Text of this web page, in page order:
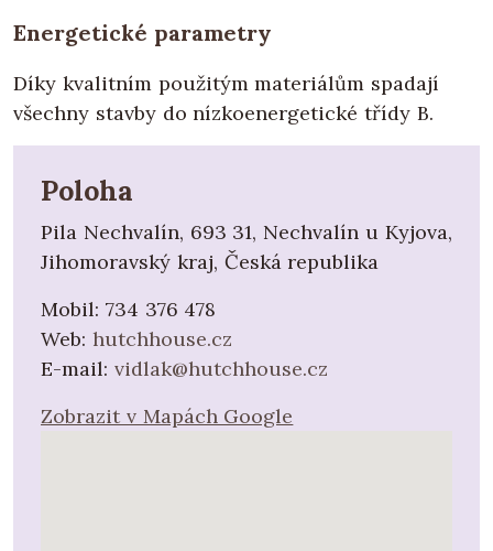
Energetické parametry
Díky kvalitním použitým materiálům spadají
všechny stavby do nízkoenergetické třídy B.
Poloha
Pila Nechvalín, 693 31, Nechvalín u Kyjova,
Jihomoravský kraj, Česká republika
Mobil: 734 376 478
Web: hutchhouse.cz
E-mail: vidlak@hutchhouse.cz
Zobrazit v Mapách Google